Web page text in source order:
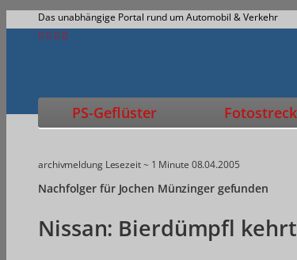
Das unabhängige Portal rund um Automobil & Verkehr
PS-Geflüster
archivmeldung Lesezeit ~ 1 Minute 08.04.2005
Nachfolger für Jochen Münzinger gefunden
Nissan: Bierdümpfl